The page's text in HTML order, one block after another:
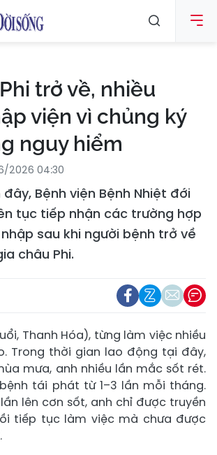
trở về, nhiều
viện vì chủng ký
nguy hiểm
2026 04:30
Bệnh viện Bệnh Nhiệt đới
tục tiếp nhận các trường hợp
sau khi người bệnh trở về
châu Phi.
Thanh Hóa), từng làm việc nhiều
Trong thời gian lao động tại đây,
mưa, anh nhiều lần mắc sốt rét.
tái phát từ 1–3 lần mỗi tháng.
lên cơn sốt, anh chỉ được truyền
tiếp tục làm việc mà chưa được